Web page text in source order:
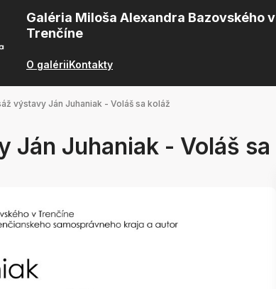
Galéria Miloša Alexandra Bazovského v
Trenčíne
O galériiKontakty
výstavy Ján Juhaniak - Voláš sa koláž
Ján Juhaniak - Voláš sa